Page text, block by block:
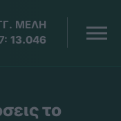
ΜΕΛΗ
13.046
το